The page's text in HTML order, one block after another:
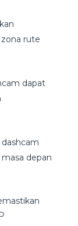
rute
dapat
depan